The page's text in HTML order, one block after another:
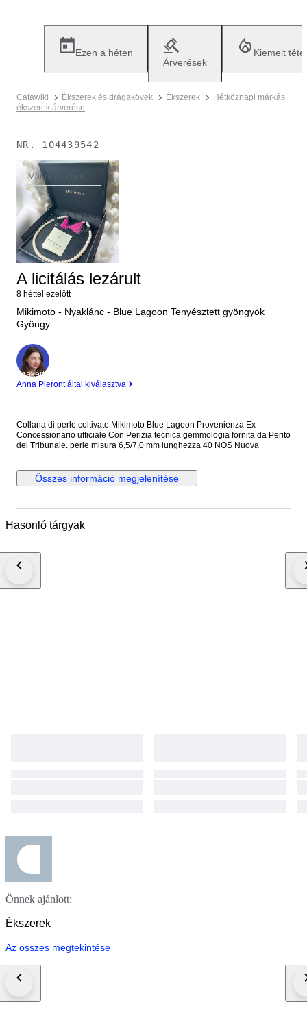
Ezen a héten
Árverések
Kiemelt
Catawiki Ékszerek és drágakövek Ékszerek
Hétköznapi márkás
ékszerek árverése
NR. 104439542
Már nem érhető el.
A licitálás lezárult
8 héttel ezelőtt
Mikimoto - Nyaklánc - Blue Lagoon Tenyésztett gyöngyök
Gyöngy
Szakértő
Anna Pieront által kiválasztva
Collana di perle coltivate Mikimoto Blue Lagoon Provenienza Ex
Concessionario ufficiale Con Perizia tecnica gemmologia fornita da Perito
del Tribunale. perle misura 6,5/7,0 mm lunghezza 40 NOS Nuova
Összes információ megjelenítése
Hasonló tárgyak
Önnek ajánlott:
Ékszerek
Az összes megtekintése